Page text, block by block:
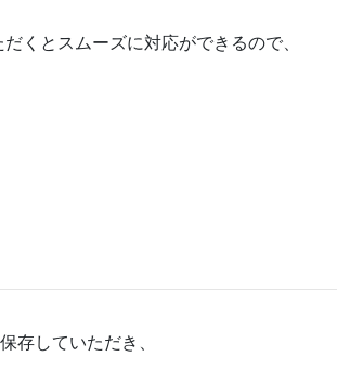
くとスムーズに対応ができるので、
存していただき、